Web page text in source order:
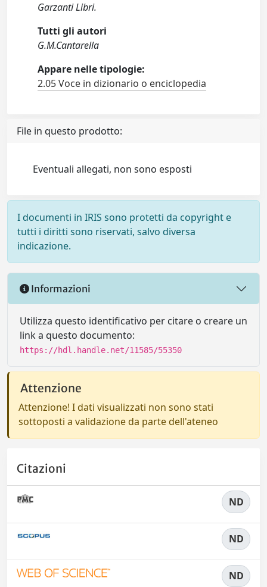
Garzanti Libri.
Tutti gli autori
G.M.Cantarella
Appare nelle tipologie:
2.05 Voce in dizionario o enciclopedia
File in questo prodotto:
Eventuali allegati, non sono esposti
I documenti in IRIS sono protetti da copyright e
tutti i diritti sono riservati, salvo diversa
indicazione.
Informazioni
Utilizza questo identificativo per citare o creare un
link a questo documento:
https://hdl.handle.net/11585/55350
Attenzione
Attenzione! I dati visualizzati non sono stati
sottoposti a validazione da parte dell'ateneo
Citazioni
ND
ND
ND